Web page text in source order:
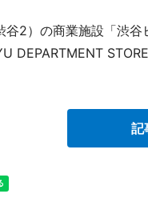
谷2）の商業施設「渋
DEPARTMENT
記